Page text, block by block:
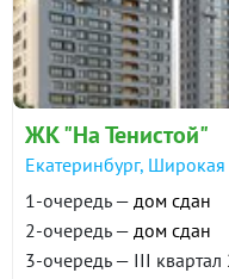
ЖК "На Тенистой"
Екатеринбург, Широкая
1-очередь — дом сдан
2-очередь — дом сдан
3-очередь — III квартал